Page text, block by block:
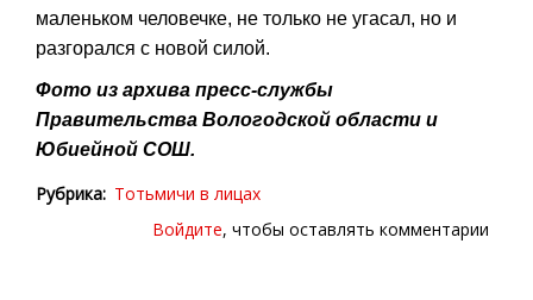
маленьком человечке, не только не угасал, но и
разгорался с новой силой.
Фото из архива пресс-службы
Правительства Вологодской области и
Юбиейной СОШ.
Рубрика Тотьмичи в лицах
Войдите, чтобы оставлять комментарии